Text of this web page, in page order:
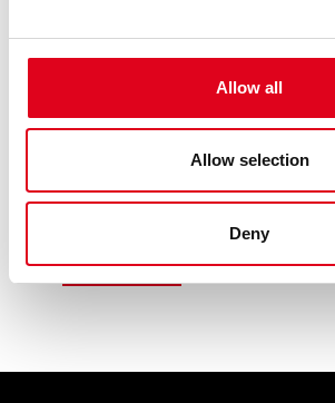
Allow all
Allow selection
Deny
Fraj, Miguel Ángel Ramos i la direcció
de les Arts Lliures de la Fundació Joan
ha rev ......
LLEGEIX